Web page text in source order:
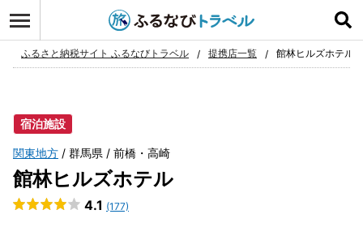
お気に入り
ふるさと納税サイト ふるなびトラベル 提携店一覧 館林ヒルズホテル
宿泊施設
関東地方 群馬県 前橋・高崎
館林ヒルズホテル
4.1 (177)